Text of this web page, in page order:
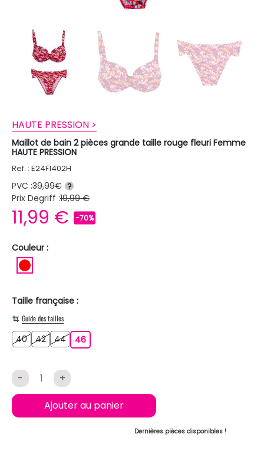
HAUTE PRESSION >
Maillot de bain 2 pièces grande taille rouge fleuri Femme
HAUTE PRESSION
Ref. : E24F1402H
PVC :39,99€ ?
Prix Degriff :19,99 €
11,99 € -70%
Couleur :
Taille française :
Guide des tailles
4040424244444646
- +
Ajouter au panier
Dernières pièces disponibles !